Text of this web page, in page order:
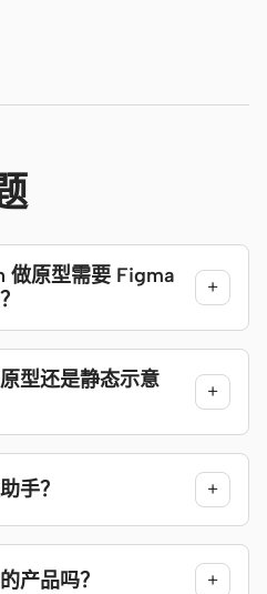
做原型需要 Figma
+
型还是静态示意
+
手？ +
产品吗？ +